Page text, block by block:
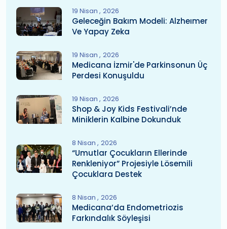
19 Nisan 2026
Geleceğin Bakım Modeli: Alzheımer
Ve Yapay Zeka
19 Nisan 2026
Medicana İzmir'de Parkinsonun Üç
Perdesi Konuşuldu
19 Nisan 2026
Shop & Joy Kids Festivali’nde
Miniklerin Kalbine Dokunduk
8 Nisan 2026
“Umutlar Çocukların Ellerinde
Renkleniyor” Projesiyle Lösemili
Çocuklara Destek
8 Nisan 2026
Medicana’da Endometriozis
Farkındalık Söyleşisi